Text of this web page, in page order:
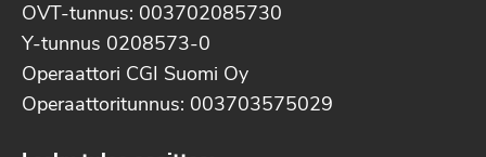
OVT-tunnus: 003702085730
Y-tunnus 0208573-0
Operaattori CGI Suomi Oy
Operaattoritunnus: 003703575029